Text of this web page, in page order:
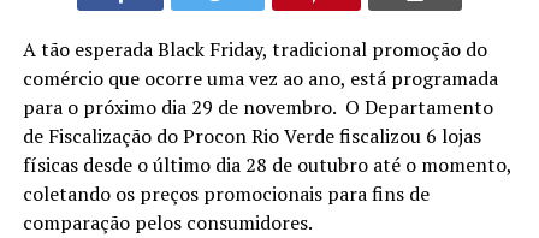
A tão esperada Black Friday, tradicional promoção do
comércio que ocorre uma vez ao ano, está programada
para o próximo dia 29 de novembro. O Departamento
de Fiscalização do Procon Rio Verde fiscalizou 6 lojas
físicas desde o último dia 28 de outubro até o momento,
coletando os preços promocionais para fins de
comparação pelos consumidores.